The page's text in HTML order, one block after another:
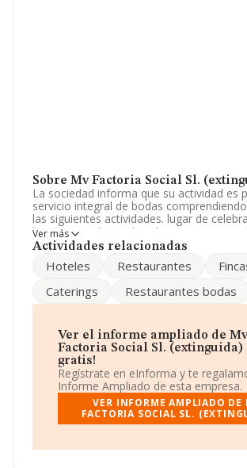
Sobre Mv Factoria Social Sl.
La sociedad informa que su actividad es
servicio integral de bodas
las siguientes actividades. lugar de
banquete, salones. hoteles, restaurantes
catering para la celebracion en domicilio.
Limitada. Su actividad CNAE es '%cnae%'
exportación.
empleados y atendiendo a los datos
INFORMA, ese número ha estado por
media de sector.
La empresaMv Factoria Social S.L.
B81387581, tiene su domicilio social
Avenida Cazadero Real núm. 11, (28210),
Madrid.
Con los datos a disposición de
Ver más
Actividades relacionadas
Hoteles Restaurantes
Caterings
Restaurantes bodas
Ver el informe ampliado de Mv
Factoria Social Sl. (extinguida)
gratis!
Regístrate en eInforma y te
Informe Ampliado de esta empresa.
VER INFORME AMPLIADO DE
FACTORIA SOCIAL SL.